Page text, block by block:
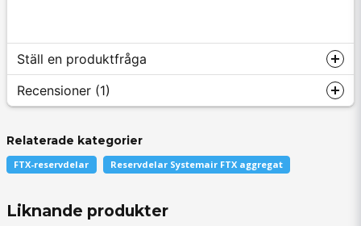
Ställ en produktfråga
question
Fråga oss något om denna produkten...
Recensioner (1)
Anonym
Relaterade kategorier
FTX-reservdelar Reservdelar Systemair FTX aggregat
Liknande produkter